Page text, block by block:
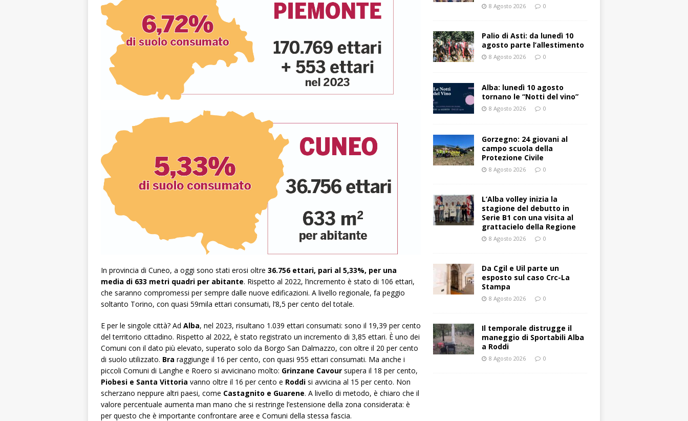
In provincia di Cuneo, a oggi sono stati erosi oltre 36.756 ettari, pari al 5,33%, per una
media di 633 metri quadri per abitante. Rispetto al 2022, l’incremento è stato di 106 ettari,
che saranno compromessi per sempre dalle nuove edificazioni. A livello regionale, fa peggio
soltanto Torino, con quasi 59mila ettari consumati, l’8,5 per cento del totale.
E per le singole città? Ad Alba, nel 2023, risultano 1.039 ettari consumati: sono il 19,39 per cento
del territorio cittadino. Rispetto al 2022, è stato registrato un incremento di 3,85 ettari. È uno dei
Comuni con il dato più elevato, superato solo da Borgo San Dalmazzo, con oltre il 20 per cento
di suolo utilizzato. Bra raggiunge il 16 per cento, con quasi 955 ettari consumati. Ma anche i
piccoli Comuni di Langhe e Roero si avvicinano molto: Grinzane Cavour supera il 18 per cento,
Piobesi e Santa Vittoria vanno oltre il 16 per cento e Roddi si avvicina al 15 per cento. Non
scherzano neppure altri paesi, come Castagnito e Guarene. A livello di metodo, è chiaro che il
valore percentuale aumenta man mano che si restringe l’estensione della zona considerata: è
per questo che è importante confrontare aree e Comuni della stessa fascia.
8 Agosto 2026 0
Palio di Asti: da lunedì 10
agosto parte l’allestimento
8 Agosto 2026 0
Alba: lunedì 10 agosto
tornano le “Notti del vino”
8 Agosto 2026 0
Gorzegno: 24 giovani al
campo scuola della
Protezione Civile
8 Agosto 2026 0
L’Alba volley inizia la
stagione del debutto in
Serie B1 con una visita al
grattacielo della Regione
8 Agosto 2026 0
Da Cgil e Uil parte un
esposto sul caso Crc-La
Stampa
8 Agosto 2026 0
Il temporale distrugge il
maneggio di Sportabili Alba
a Roddi
8 Agosto 2026 0